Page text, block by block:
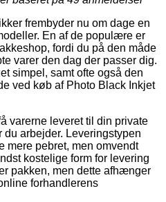
frembyder nu om dage en
En af de populære er
fordi du på den måde
varer den dag der passer dig.
simpel, samt ofte også den
ved køb af Photo Black Inkjet
varerne leveret til din private
arbejder. Leveringstypen
mere pebret, men omvendt
kostelige form for levering
pakken, men dette afhænger
forhandlerens